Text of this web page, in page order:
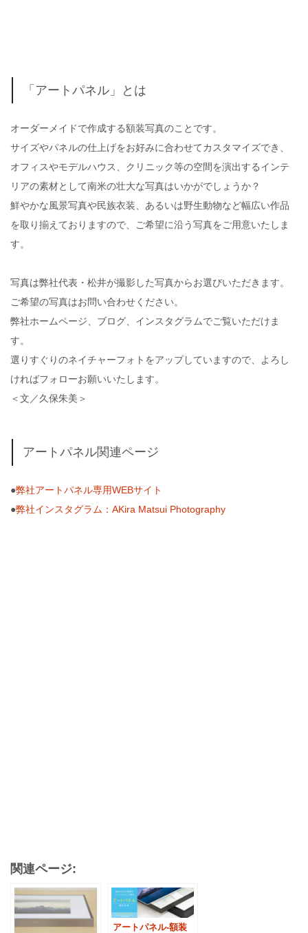
「アートパネル」とは
オーダーメイドで作成する額装写真のことです。
サイズやパネルの仕上げをお好みに合わせてカスタマイズでき、
オフィスやモデルハウス、クリニック等の空間を演出するインテ
リアの素材として南米の壮大な写真はいかがでしょうか？
鮮やかな風景写真や民族衣装、あるいは野生動物など幅広い作品
を取り揃えておりますので、ご希望に沿う写真をご用意いたしま
す。
写真は弊社代表・松井が撮影した写真からお選びいただきます。
ご希望の写真はお問い合わせください。
弊社ホームページ、ブログ、インスタグラムでご覧いただけま
す。
選りすぐりのネイチャーフォトをアップしていますので、よろし
ければフォローお願いいたします。
＜文／久保朱美＞
アートパネル関連ページ
●弊社アートパネル専用WEBサイト
●弊社インスタグラム：AKira Matsui Photography
関連ページ:
アートパネル-額装